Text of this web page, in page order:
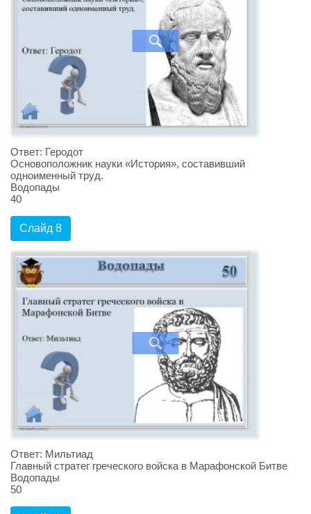
Ответ: Геродот
Основоположник науки «История», составивший
одноименный труд.
Водопады
40
Слайд 8
Ответ: Мильтиад
Главный стратег греческого войска в Марафонской Битве
Водопады
50